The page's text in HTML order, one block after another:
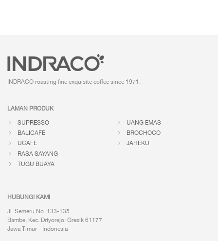
INDRACO roasting fine exquisite coffee since 1971.
LAMAN PRODUK
SUPRESSO
BALICAFE
UCAFE
RASA SAYANG
TUGU BUAYA
UANG EMAS
BROCHOCO
JAHEKU
HUBUNGI KAMI
Jl. Semeru No. 133-135
Bambe, Kec. Driyorejo. Gresik 61177
Jawa Timur - Indonesia